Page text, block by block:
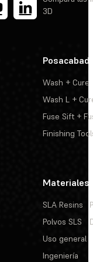
3D
Wash + Cure
Wash L +
Fuse Sift +
Finishing
Materiales
SLA Resins
Polvos SLS
Uso general
Ingeniería